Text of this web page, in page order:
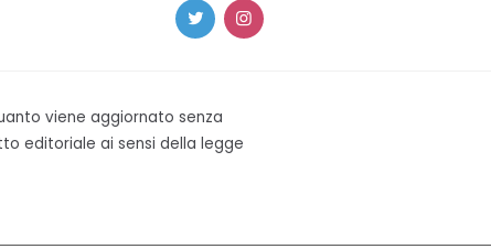
viene aggiornato senza
editoriale ai sensi della legge